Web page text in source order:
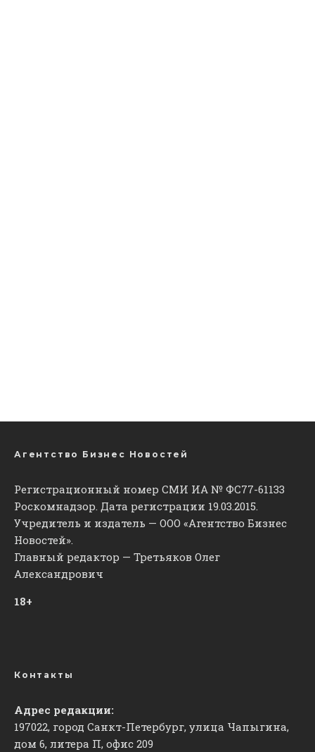
Агентство Бизнес Новостей
Регистрационный номер СМИ ИА № ФС77-61133
Роскомнадзор. Дата регистрации 19.03.2015.
Учредитель и издатель — ООО «Агентство Бизнес
Новостей».
Главный редактор — Третьяков Олег
Александрович
18+
Контакты
Адрес редакции:
197022, город Санкт-Петербург, улица Чапыгина,
дом 6, литера П, офис 209